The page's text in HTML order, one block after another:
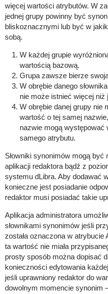
więcej wartości atrybutów. W
jednej grupy powinny być
bliskoznacznymi lub być w
sobą.
W każdej grupie
wartością bazową.
Grupa zawsze bierze
W obrębie danego
nie może istnieć więcej niż
W obrębie danej grupy nie
wartość o tej samej
nazwie mogą występować
samego atrybutu.
Słowniki synonimów mogą
aplikacji redaktora bądź z
systemu dLibra. Aby dodawać
konieczne jest posiadanie
redaktor musi posiadać takie
Aplikacja administratora
słownikami synonimów jeśli
została oznaczona w atrybucie
ta wartość nie miała
prosty sposób można dopisać
konieczności edytowania
jeśli uprawniony redaktor do
dowolnym momencie synonim